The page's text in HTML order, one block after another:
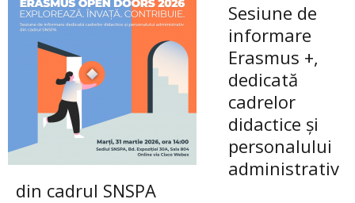
Sesiune de
informare
Erasmus +,
dedicată
cadrelor
didactice și
personalului
administrativ
din cadrul SNSPA